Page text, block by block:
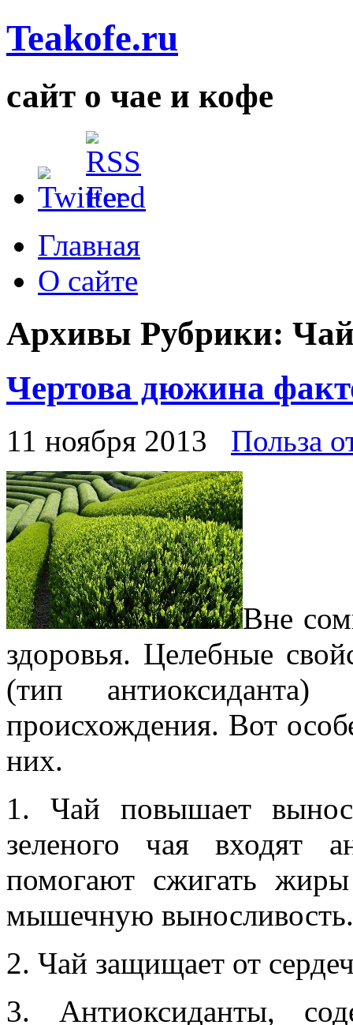
Teakofe.ru
сайт о чае и кофе
Главная
О сайте
Архивы Рубрики:
Чертова дюжина
11 ноября 2013 Польза
Вне
здоровья. Целебные
(тип антиоксиданта)
происхождения. Вот
них.
1. Чай повышает
зеленого чая входят
помогают сжигать
мышечную выносливость.
2. Чай защищает от
3. Антиоксиданты,